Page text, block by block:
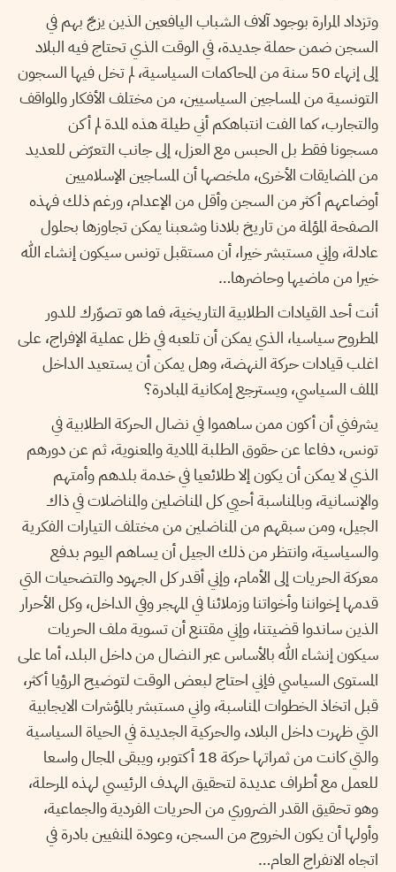
وتزداد المرارة بوجود آلاف الشباب اليافعين الذين يزجّ بهم في
السجن ضمن حملة جديدة، في الوقت الذي تحتاج فيه البلاد
إلى إنهاء 50 سنة من المحاكمات السياسية، لم تخل فيها السجون
التونسية من المساجين السياسيين، من مختلف الأفكار والمواقف
والتجارب، كما الفت انتباهكم أني طيلة هذه المدة لم أكن
مسجونا فقط بل الحبس مع العزل، إلى جانب التعرّض للعديد
من المضايقات الأخرى، ملخصها أن المساجين الإسلاميين
أوضاعهم أكثر من السجن وأقل من الإعدام، ورغم ذلك فهذه
الصفحة المؤلمة من تاريخ بلادنا وشعبنا يمكن تجاوزها بحلول
عادلة، وإني مستبشر خيرا، أن مستقبل تونس سيكون إنشاء الله
خيرا من ماضيها وحاضرها…
أنت أحد القيادات الطلابية التاريخية، فما هو تصوّرك للدور
المطروح سياسيا، الذي يمكن أن تلعبه في ظل عملية الإفراج، على
اغلب قيادات حركة النهضة، وهل يمكن أن يستعيد الداخل
الملف السياسي، ويسترجع إمكانية المبادرة؟
يشرفني أن أكون ممن ساهموا في نضال الحركة الطلابية في
تونس، دفاعا عن حقوق الطلبة المادية والمعنوية، ثم عن دورهم
الذي لا يمكن أن يكون إلا طلائعيا في خدمة بلدهم وأمتهم
والإنسانية، وبالمناسبة أحيي كل المناضلين والمناضلات في ذاك
الجيل، ومن سبقهم من المناضلين من مختلف التيارات الفكرية
والسياسية، وانتظر من ذلك الجيل أن يساهم اليوم بدفع
معركة الحريات إلى الأمام، وإني أقدر كل الجهود والتضحيات التي
قدمها إخواننا وأخواتنا وزملائنا في المهجر وفي الداخل، وكل الأحرار
الذين ساندوا قضيتنا، وإني مقتنع أن تسوية ملف الحريات
سيكون إنشاء الله بالأساس عبر النضال من داخل البلد، أما على
المستوى السياسي فإني احتاج لبعض الوقت لتوضيح الرؤيا أكثر،
قبل اتخاذ الخطوات المناسبة، واني مستبشر بالمؤشرات الايجابية
التي ظهرت داخل البلاد، والحركية الجديدة في الحياة السياسية
والتي كانت من ثمراتها حركة 18 أكتوبر، ويبقى المجال واسعا
للعمل مع أطراف عديدة لتحقيق الهدف الرئيسي لهذه المرحلة،
وهو تحقيق القدر الضروري من الحريات الفردية والجماعية،
وأولها أن يكون الخروج من السجن، وعودة المنفيين بادرة في
اتجاه الانفراج العام…